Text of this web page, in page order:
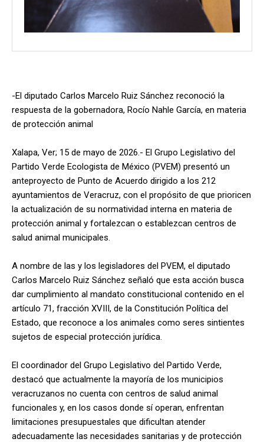
-El diputado Carlos Marcelo Ruiz Sánchez reconoció la
respuesta de la gobernadora, Rocío Nahle García, en materia
de protección animal
Xalapa, Ver; 15 de mayo de 2026.- El Grupo Legislativo del
Partido Verde Ecologista de México (PVEM) presentó un
anteproyecto de Punto de Acuerdo dirigido a los 212
ayuntamientos de Veracruz, con el propósito de que prioricen
la actualización de su normatividad interna en materia de
protección animal y fortalezcan o establezcan centros de
salud animal municipales.
A nombre de las y los legisladores del PVEM, el diputado
Carlos Marcelo Ruiz Sánchez señaló que esta acción busca
dar cumplimiento al mandato constitucional contenido en el
artículo 71, fracción XVIII, de la Constitución Política del
Estado, que reconoce a los animales como seres sintientes
sujetos de especial protección jurídica.
El coordinador del Grupo Legislativo del Partido Verde,
destacó que actualmente la mayoría de los municipios
veracruzanos no cuenta con centros de salud animal
funcionales y, en los casos donde sí operan, enfrentan
limitaciones presupuestales que dificultan atender
adecuadamente las necesidades sanitarias y de protección